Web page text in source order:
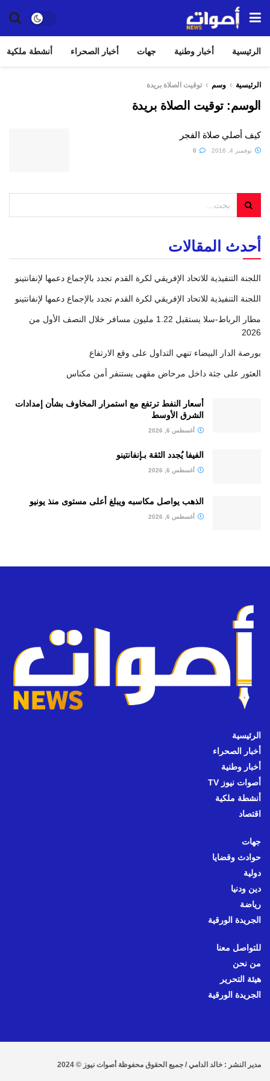
الرئيسية أخبار وطنية جهات أخبار الصحراء أنشطة ملكية
الرئيسية وسم توقيت الصلاة بريدة
الوسم:توقيت الصلاة بريدة
كيف أصلي صلاة الفجر
نوفمبر 4, 2016
أحدث المقالات
اللجنة التنفيذية للاتحاد الإفريقي لكرة القدم تجدد بالإجماع دعمها لإنفانتينو
اللجنة التنفيذية للاتحاد الإفريقي لكرة القدم تجدد بالإجماع دعمها لإنفانتينو
مطار الرباط-سلا يستقبل 1.22 مليون مسافر خلال النصف الأول من
2026
بورصة الدار البيضاء تنهي التداول على وقع الارتفاع
العثور على جثة داخل مرحاض مقهى يستنفر أمن مكناس
أسعار النفط ترتفع مع استمرار المخاوف بشأن إمدادات
الشرق الأوسط
أغسطس 6, 2026
الفيفا يُجدد الثقة بـإنفانتينو
أغسطس 6, 2026
الذهب يواصل مكاسبه ويبلغ أعلى مستوى منذ يونيو
أغسطس 6, 2026
الرئيسية
أخبار الصحراء
أخبار وطنية
أصوات نيوز TV
أنشطة ملكية
اقتصاد
جهات
حوادث وقضايا
دولية
دين ودنيا
رياضة
الجريدة الورقية
للتواصل معنا
من نحن
هيئة التحرير
الجريدة الورقية
مدير النشر : خالد الدامي / جميع الحقوق محفوظة أصوات نيوز © 2024